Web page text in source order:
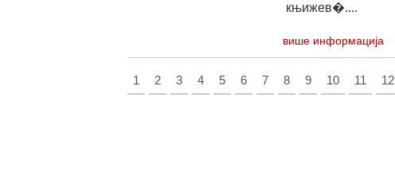
књижев�....
више информација
1 2 3 4 5 6 7 8 9 10 11 12